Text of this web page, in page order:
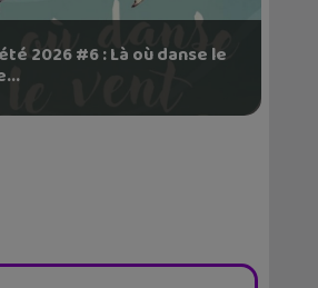
2026 #6 : Là où danse le